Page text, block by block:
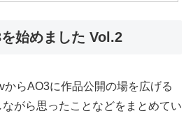
始めました Vol.2
らAO3に作品公開の場を広げる
がら思ったことなどをまとめてい